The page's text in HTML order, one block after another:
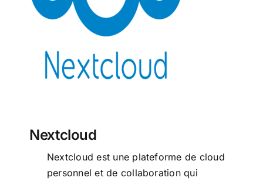
Nextcloud
Nextcloud
Nextcloud est une plateforme de cloud
personnel et de collaboration qui